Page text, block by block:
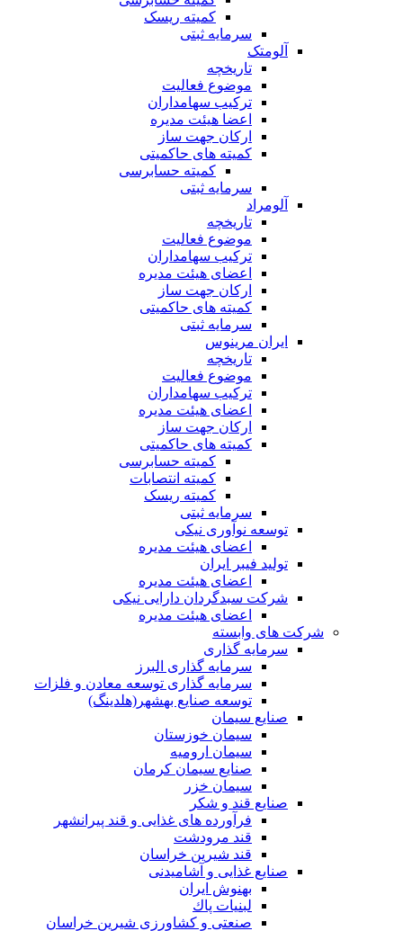
کمیته ریسک
سرمایه ثبتی
آلومتک
تاریخچه
موضوع فعالیت
ترکیب سهامداران
اعضا هیئت مدیره
ارکان جهت ساز
کمیته های حاکمیتی
کمیته حسابرسی
سرمایه ثبتی
آلومراد
تاریخچه
موضوع فعالیت
ترکیب سهامداران
اعضای هیئت مدیره
ارکان جهت ساز
کمیته های حاکمیتی
سرمایه ثبتی
ایران مرینوس
تاریخچه
موضوع فعالیت
ترکیب سهامداران
اعضای هیئت مدیره
ارکان جهت ساز
کمیته های حاکمیتی
کمیته حسابرسی
کمیته انتصابات
کمیته ریسک
سرمایه ثبتی
توسعه نوآوری نیکی
اعضای هیئت مدیره
تولید فیبر ایران
اعضای هیئت مدیره
شرکت سبدگردان دارایی نیکی
اعضای هیئت مدیره
شرکت های وابسته
سرمایه گذاری
سرمایه گذاری البرز
سرمایه گذاری توسعه معادن و فلزات
توسعه‌ صنایع‌ بهشهر(هلدینگ)
صنایع سیمان
سیمان خوزستان
سیمان ارومیه
صنایع سیمان کرمان
سیمان خزر
صنایع قند و شکر
فرآورده های غذایی و قند پیرانشهر
قند مرودشت
قند شیرین خراسان
صنایع غذايی و آشاميدنی
بهنوش ایران
لبنيات پاك
صنعتی و کشاورزی شیرین خراسان